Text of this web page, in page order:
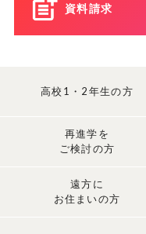
資料請求
高校1・2年生の方
再進学を
ご検討の方
遠方に
お住まいの方